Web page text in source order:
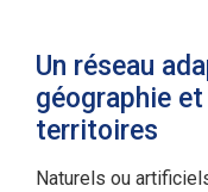
Un réseau
géographie
territoires
Naturels ou